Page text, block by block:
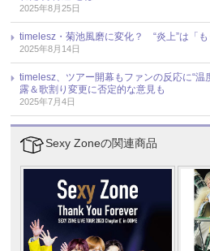
2025年8月25日
timelesz・菊池風磨に変化？ “炎上”は「も
2025年8月14日
timelesz、ツアー開幕もファンの反応に“
露＆歌割り変更に否定的な意見も
2025年7月4日
Sexy Zoneの関連商品